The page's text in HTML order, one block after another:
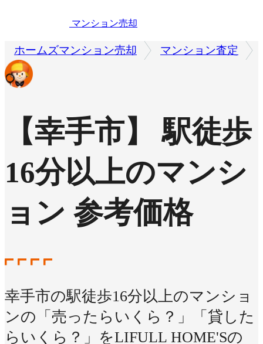
マンション売却
ホームズマンション売却 マンション査定
【幸手市】 駅徒歩
16分以上のマンシ
ョン 参考価格
幸手市の駅徒歩16分以上のマンショ
ンの「売ったらいくら？」「貸した
らいくら？」をLIFULL HOME'Sの